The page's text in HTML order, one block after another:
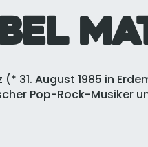
(* 31. August 1985 in
Pop-Rock-Musiker